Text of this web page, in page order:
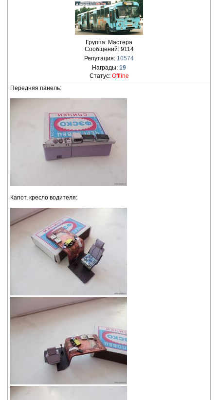
Группа: Мастера
Сообщений: 9114
Репутация: 10574
Награды: 19
Статус: Offline
Передняя панель:
Капот, кресло водителя: